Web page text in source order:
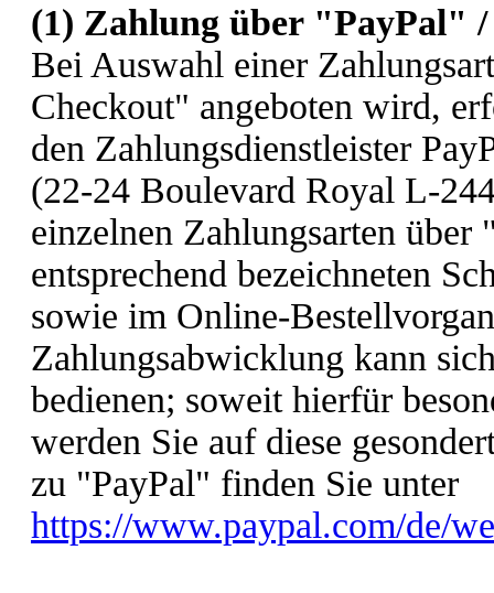
(1) Zahlung über "PayPal"
Bei Auswahl einer
Checkout" angeboten wird,
den Zahlungsdienstleister
(22-24 Boulevard Royal L-
einzelnen Zahlungsarten
entsprechend bezeichneten
sowie im Online-
Zahlungsabwicklung kann
bedienen; soweit hierfür
werden Sie auf diese
zu "PayPal" finden Sie unter
https://www.paypal.com/de/